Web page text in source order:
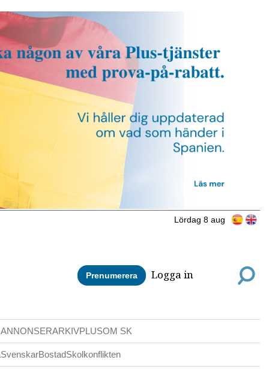
Lördag 8 aug
Prenumerera Logga in
ARKIVPLUSOM SK
SvenskarBostadSkolkonflikten